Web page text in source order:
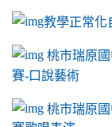
link to
教學正常化
link to
link to
ink to
link to
link to
ink to
ink to
link to https://
ink to link to
桃市瑞原
賽-口說藝術
link to
桃市瑞原